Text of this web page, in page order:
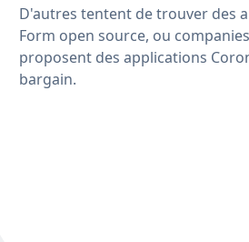
D'autres tentent de trouver des
Form open source, ou
proposent des applications
bargain.